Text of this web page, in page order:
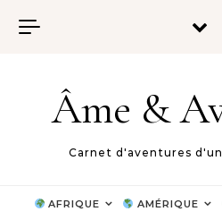
Âme &
Carnet d'aventures
AFRIQUE AMÉRIQUE